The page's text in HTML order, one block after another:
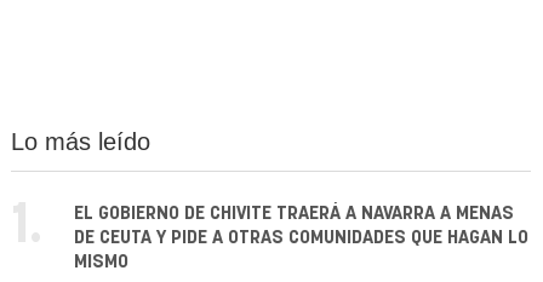
Lo más leído
1.
EL GOBIERNO DE CHIVITE TRAERÁ A NAVARRA A MENAS
DE CEUTA Y PIDE A OTRAS COMUNIDADES QUE HAGAN LO
MISMO